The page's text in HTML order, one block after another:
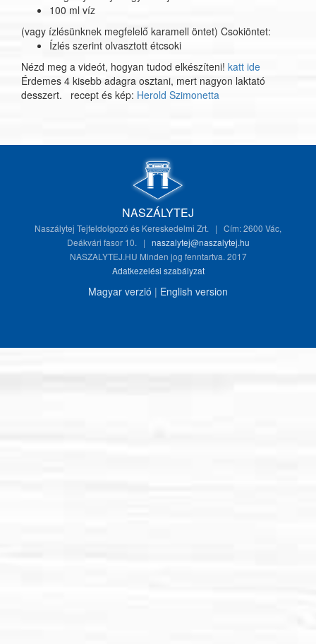
100 ml víz
(vagy ízlésünknek megfelelő karamell öntet) Csokiöntet:
Ízlés szerint olvasztott étcsoki
Nézd meg a videót, hogyan tudod elkészíteni! katt ide
Érdemes 4 kisebb adagra osztani, mert nagyon laktató
desszert. recept és kép: Herold Szimonetta
NASZÁLYTEJ
Naszálytej Tejfeldolgozó és Kereskedelmi Zrt. | Cím: 2600 Vác,
Deákvári fasor 10. | naszalytej@naszalytej.hu
NASZALYTEJ.HU Minden jog fenntartva. 2017
Adatkezelési szabályzat
Magyar verzió | English version